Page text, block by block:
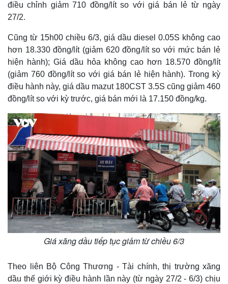
điều chỉnh giảm 710 đồng/lít so với giá bán lẻ từ ngày
27/2.
Cũng từ 15h00 chiều 6/3, giá dầu diesel 0.05S không cao
hơn 18.330 đồng/lít (giảm 620 đồng/lít so với mức bán lẻ
hiện hành); Giá dầu hỏa không cao hơn 18.570 đồng/lít
(giảm 760 đồng/lít so với giá bán lẻ hiện hành). Trong kỳ
điều hành này, giá dầu mazut 180CST 3.5S cũng giảm 460
đồng/lít so với kỳ trước, giá bán mới là 17.150 đồng/kg.
Giá xăng dầu tiếp tục giảm từ chiều 6/3
Theo liên Bộ Công Thương - Tài chính, thị trường xăng
dầu thế giới kỳ điều hành lần này (từ ngày 27/2 - 6/3) chịu